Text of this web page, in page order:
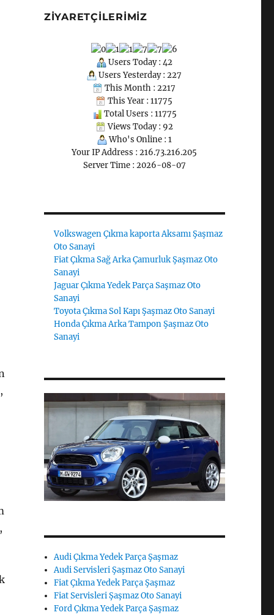
ZIYARETÇILERIMIZ
Users Today : 42
Users Yesterday : 227
This Month : 2217
This Year : 11775
Total Users : 11775
Views Today : 92
Who's Online : 1
Your IP Address : 216.73.216.205
Server Time : 2026-08-07
Volkswagen Çıkma kaporta Aksamı Şaşmaz
Oto Sanayi
Fiat Çıkma Sağ Arka Çamurluk Şaşmaz Oto
Sanayi
Jaguar Çıkma Yedek Parça Saşmaz Oto
Sanayi
Toyota Çıkma Sol Kapı Şaşmaz Oto Sanayi
Honda Çıkma Arka Tampon Şaşmaz Oto
Sanayi
Audi Çıkma Yedek Parça Şaşmaz
Audi Servisleri Şaşmaz Oto Sanayi
Fiat Çıkma Yedek Parça Şaşmaz
Fiat Servisleri Şaşmaz Oto Sanayi
Ford Çıkma Yedek Parça Şaşmaz